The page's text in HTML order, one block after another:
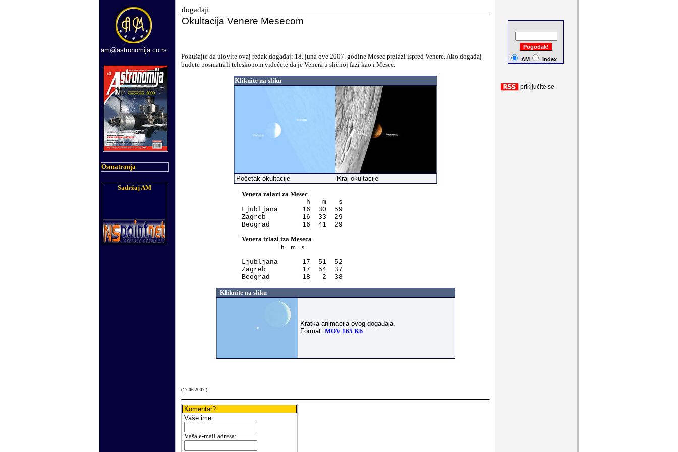
am@astronomija.co.rs
Osmatranja
Sadržaj AM
događaji
Okultacija Venere Mesecom
Pokušajte da ulovite ovaj redak događaj: 18. juna ove 2007. godine Mesec prelazi ispred Venere. Ako događaj
budete posmatrali teleskopom videćete da je Venera u sličnoj fazi kao i Mesec.
Kliknite na sliku
Početak okultacije Kraj okultacije
Venera zalazi za Mesec
h m s
Ljubljana 16 30 59
Zagreb 16 33 29
Beograd 16 41 29
Venera izlazi iza Meseca
h m s
Ljubljana 17 51 52
Zagreb 17 54 37
Beograd 18 2 38
Kliknite na sliku
Kratka animacija ovog događaja.
Format: MOV 165 Kb
(17 06 .2007. )
Komentar?
Vaše ime:
Vaša e-mail adresa:
AM Index
priključite se